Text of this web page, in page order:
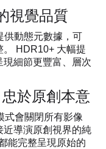
視覺品質
供動態元數據，可
HDR10+ 大幅提
細節更豐富、層次
於原創本意
會關閉所有影像
近導演原創視界的純
能完整呈現原始的